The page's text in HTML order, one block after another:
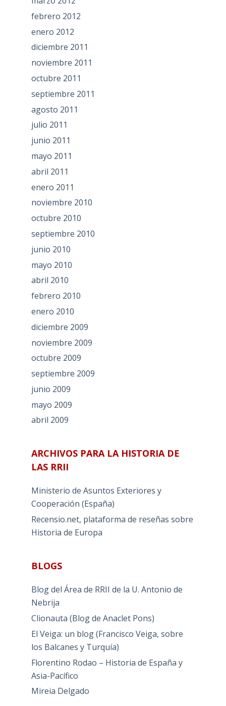
febrero 2012
enero 2012
diciembre 2011
noviembre 2011
octubre 2011
septiembre 2011
agosto 2011
julio 2011
junio 2011
mayo 2011
abril 2011
enero 2011
noviembre 2010
octubre 2010
septiembre 2010
junio 2010
mayo 2010
abril 2010
febrero 2010
enero 2010
diciembre 2009
noviembre 2009
octubre 2009
septiembre 2009
junio 2009
mayo 2009
abril 2009
ARCHIVOS PARA LA HISTORIA DE
LAS RRII
Ministerio de Asuntos Exteriores y
Cooperación (España)
Recensio.net, plataforma de reseñas sobre
Historia de Europa
BLOGS
Blog del Área de RRII de la U. Antonio de
Nebrija
Clionauta (Blog de Anaclet Pons)
El Veiga: un blog (Francisco Veiga, sobre
los Balcanes y Turquía)
Florentino Rodao – Historia de España y
Asia-Pacífico
Mireia Delgado